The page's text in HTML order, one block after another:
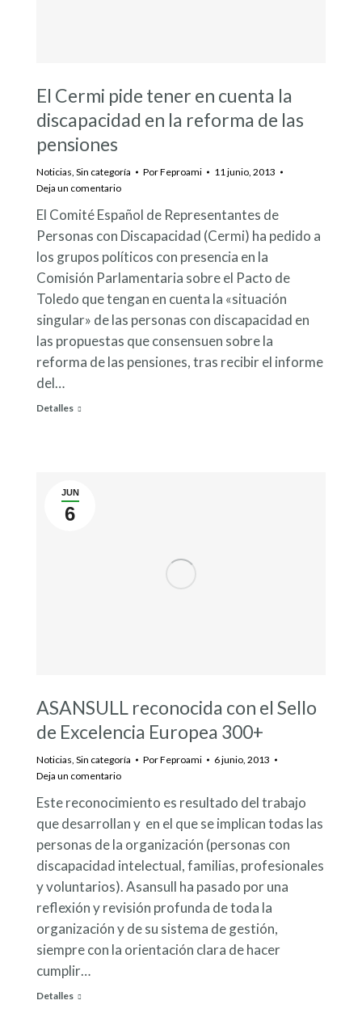
El Cermi pide tener en cuenta la
discapacidad en la reforma de las
pensiones
Noticias Sin categoría PorFeproami
11 junio, 2013
Deja un comentario
El Comité Español de Representantes de
Personas con Discapacidad (Cermi) ha pedido a
los grupos políticos con presencia en la
Comisión Parlamentaria sobre el Pacto de
Toledo que tengan en cuenta la «situación
singular» de las personas con discapacidad en
las propuestas que consensuen sobre la
reforma de las pensiones, tras recibir el informe
del…
Detalles
JUN
6
ASANSULL reconocida con el Sello
de Excelencia Europea 300+
Noticias Sin categoría PorFeproami
6 junio, 2013
Deja un comentario
Este reconocimiento es resultado del trabajo
que desarrollan y en el que se implican todas las
personas de la organización (personas con
discapacidad intelectual, familias, profesionales
y voluntarios). Asansull ha pasado por una
reflexión y revisión profunda de toda la
organización y de su sistema de gestión,
siempre con la orientación clara de hacer
cumplir…
Detalles